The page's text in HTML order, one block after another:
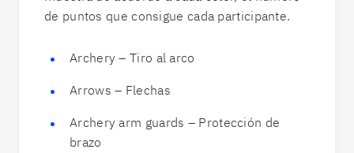
de puntos que consigue cada participante.
Archery – Tiro al arco
Arrows – Flechas
Archery arm guards – Protección de
brazo